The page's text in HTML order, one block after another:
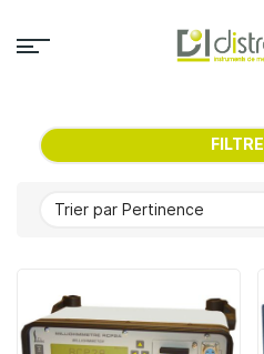
FILTRE